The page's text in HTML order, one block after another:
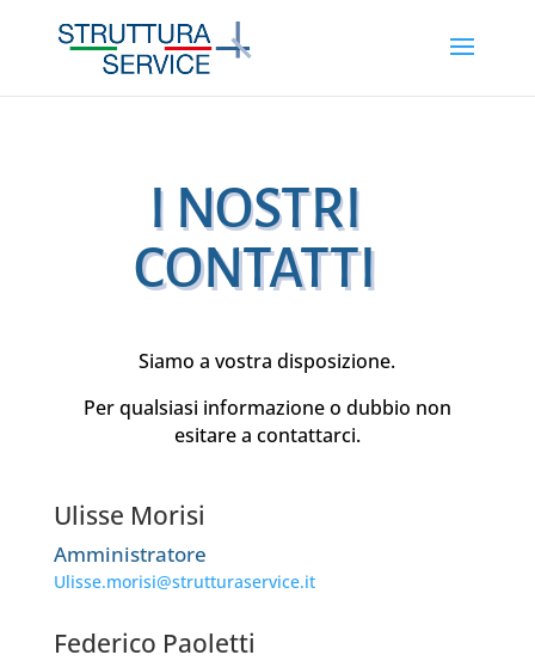
I NOSTRI
CONTATTI
Siamo a vostra disposizione.
Per qualsiasi informazione o dubbio non
esitare a contattarci.
Ulisse Morisi
Amministratore
Ulisse.morisi@strutturaservice.it
Federico Paoletti